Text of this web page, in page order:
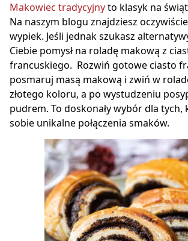
Makowiec tradycyjnyto klasyk na
Na naszym blogu znajdziesz
wypiek. Jeśli jednak szukasz
Ciebie pomysł na roladę makową z
francuskiego. Rozwiń gotowe ciasto
posmaruj masą makową i zwiń w
złotego koloru, a po wystudzeniu
pudrem. To doskonały wybór dla tych,
sobie unikalne połączenia smaków.